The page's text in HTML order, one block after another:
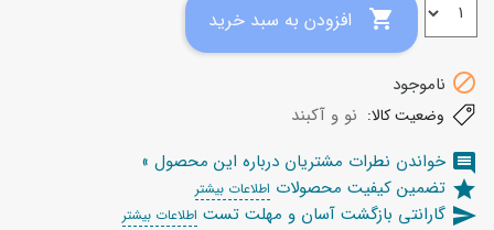

 ناموجود
وضعیت کالا: نو و آکبند
comment خواندن نطرات مشتریان درباره این محصول »
star تضمین کیفیت محصولات اطلاعات بیشتر
send گارانتی بازگشت آسان و مهلت تست اطلاعات بیشتر